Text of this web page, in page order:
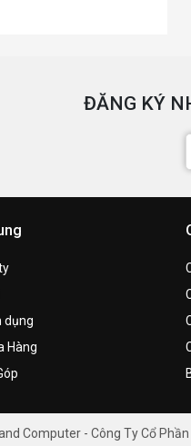
ĐĂNG KÝ
dụng
Hàng
Computer - Công Ty Cổ